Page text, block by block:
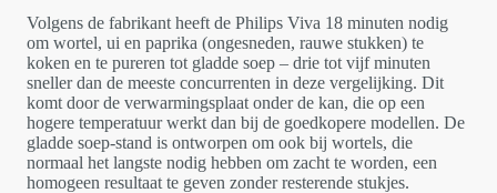
Volgens de fabrikant heeft de Philips Viva 18 minuten nodig
om wortel, ui en paprika (ongesneden, rauwe stukken) te
koken en te pureren tot gladde soep – drie tot vijf minuten
sneller dan de meeste concurrenten in deze vergelijking. Dit
komt door de verwarmingsplaat onder de kan, die op een
hogere temperatuur werkt dan bij de goedkopere modellen. De
gladde soep-stand is ontworpen om ook bij wortels, die
normaal het langste nodig hebben om zacht te worden, een
homogeen resultaat te geven zonder resterende stukjes.